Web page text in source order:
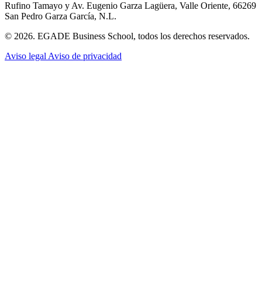
Rufino Tamayo y Av. Eugenio Garza Lagüera, Valle Oriente, 66269
San Pedro Garza García, N.L.
© 2026. EGADE Business School, todos los derechos reservados.
Aviso legal Aviso de privacidad